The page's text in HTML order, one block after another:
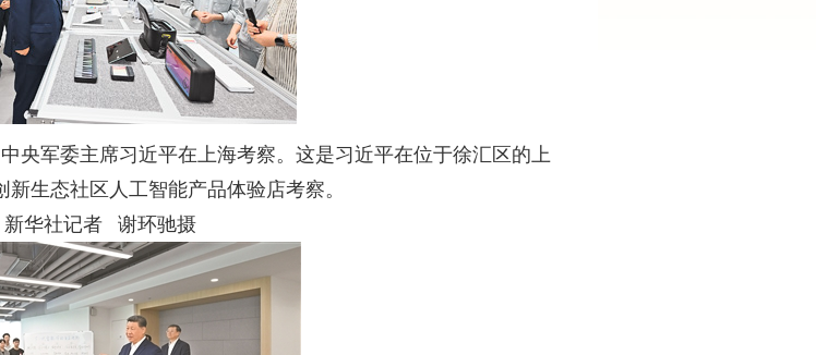
央军委主席习近平在上海考察。这是习近平在位于徐汇区的上
新生态社区人工智能产品体验店考察。
社记者 谢环驰摄